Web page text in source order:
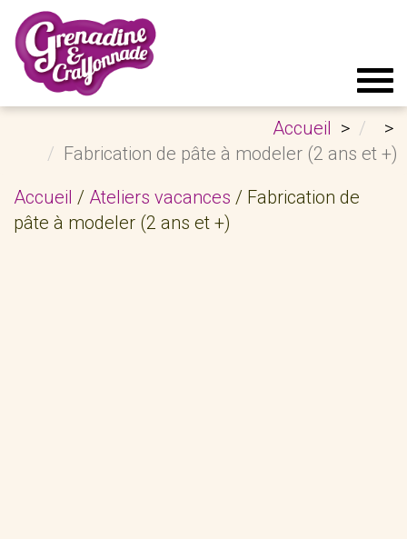
Accueil
Fabrication de pâte à modeler (2 ans et +)
Accueil / Ateliers vacances / Fabrication de
pâte à modeler (2 ans et +)